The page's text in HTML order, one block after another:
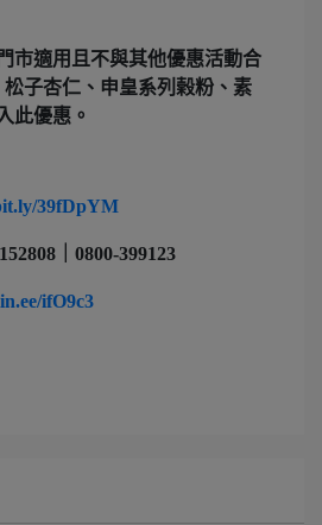
市適用且不與其他優惠活動合
子杏仁、申皇系列榖粉、素
此優惠。
39fDpYM
｜0800-399123
ifO9c3